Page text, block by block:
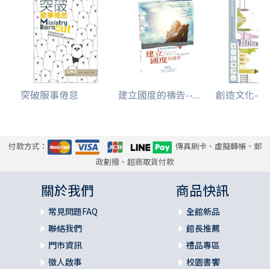
突破服事倦怠 建立國度的禱告--... 創造文化--
付款方式：
傳真刷卡、虛擬轉帳、郵
政劃撥、超商取貨付款
關於我們
常見問題FAQ
聯絡我們
門市資訊
徵人啟事
商品快訊
全館新品
館長推薦
禮品專區
校園書饗